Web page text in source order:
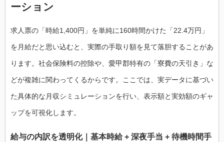
ーション
求人票の「時給1,400円」を単純に160時間かけた「22.4万円」
を月給だと思い込むと、実際の手取り額を見て落胆することがあ
ります。社会保険料の控除や、愛甲郡特有の「寮費の天引き」な
どが複雑に関わってくるからです。ここでは、実データに基づい
た具体的な月収シミュレーションを行い、表示額と実効額のギャ
ップを可視化します。
給与の内訳を透明化｜基本時給 + 深夜手当 + 待機時間手